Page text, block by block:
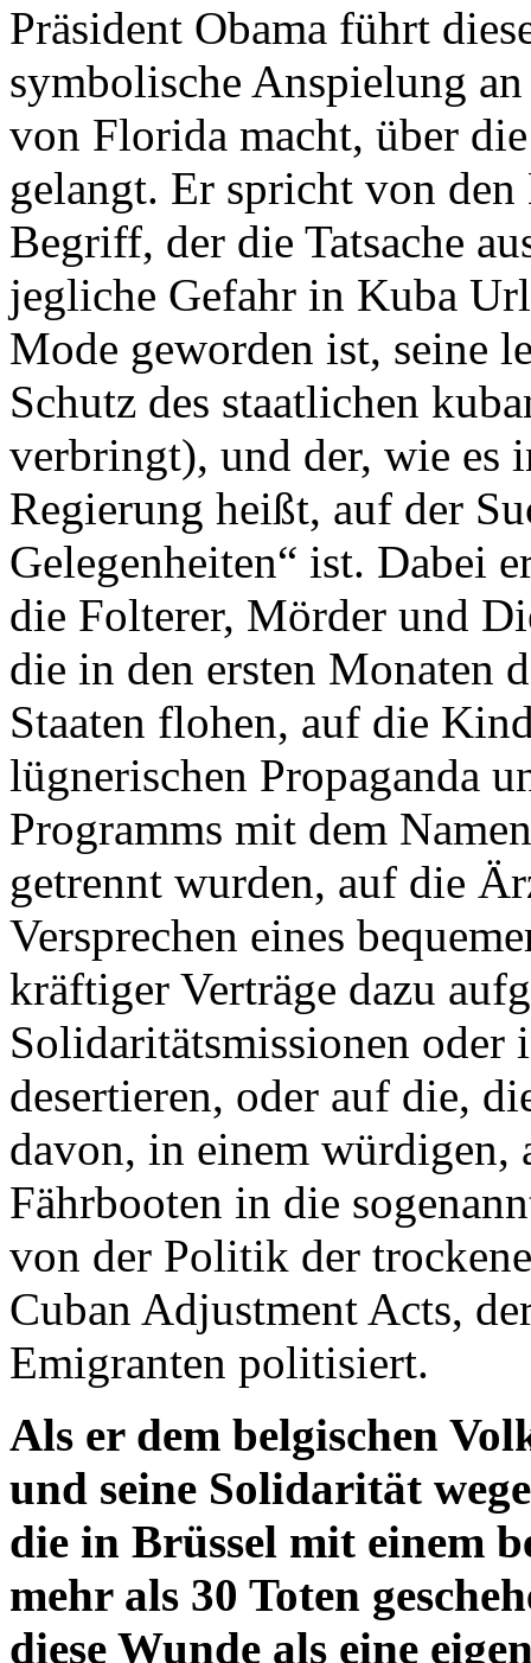
Präsident Obama führt
symbolische Anspielung
von Florida macht, über
gelangt. Er spricht von
Begriff, der die Tatsache
jegliche Gefahr in Kuba
Mode geworden ist, seine
Schutz des staatlichen
verbringt), und der, wie es
Regierung heißt, auf der
Gelegenheiten“ ist. Dabei
die Folterer, Mörder und
die in den ersten Monaten
Staaten flohen, auf die
lügnerischen Propaganda
Programms mit dem
getrennt wurden, auf die
Versprechen eines
kräftiger Verträge dazu
Solidaritätsmissionen oder
desertieren, oder auf die,
davon, in einem würdigen,
Fährbooten in die
von der Politik der
Cuban Adjustment Acts,
Emigranten politisiert.
Als er dem belgischen
und seine Solidarität
die in Brüssel mit einem
mehr als 30 Toten
diese Wunde als eine